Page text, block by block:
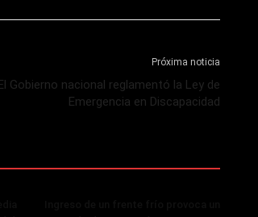
Próxima noticia
Gobierno nacional reglamentó la Ley de
Emergencia en Discapacidad